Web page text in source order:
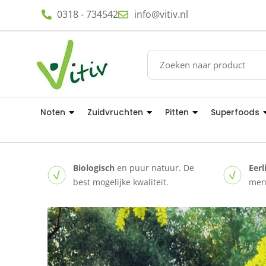
0318 - 734542 info@vitiv.nl
Noten Zuidvruchten Pitten Superfoods
Biologisch en puur natuur. De
best mogelijke kwaliteit.